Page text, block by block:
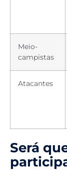
Meio-
campistas
Atacantes
Será